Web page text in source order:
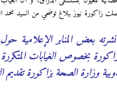
زاكورة نيوز ببلاغ توضحي من السيد محمد
بعض المنابر الإعلامية
بخصوص الغيابات
وزارة الصحة بزاكورة تقديم